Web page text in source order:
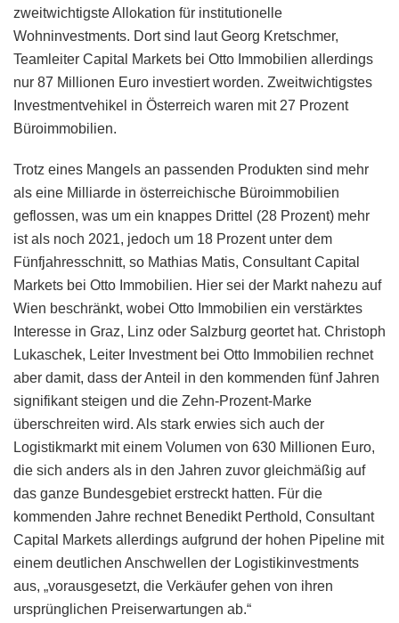
zweitwichtigste Allokation für institutionelle
Wohninvestments. Dort sind laut Georg Kretschmer,
Teamleiter Capital Markets bei Otto Immobilien allerdings
nur 87 Millionen Euro investiert worden. Zweitwichtigstes
Investmentvehikel in Österreich waren mit 27 Prozent
Büroimmobilien.
Trotz eines Mangels an passenden Produkten sind mehr
als eine Milliarde in österreichische Büroimmobilien
geflossen, was um ein knappes Drittel (28 Prozent) mehr
ist als noch 2021, jedoch um 18 Prozent unter dem
Fünfjahresschnitt, so Mathias Matis, Consultant Capital
Markets bei Otto Immobilien. Hier sei der Markt nahezu auf
Wien beschränkt, wobei Otto Immobilien ein verstärktes
Interesse in Graz, Linz oder Salzburg geortet hat. Christoph
Lukaschek, Leiter Investment bei Otto Immobilien rechnet
aber damit, dass der Anteil in den kommenden fünf Jahren
signifikant steigen und die Zehn-Prozent-Marke
überschreiten wird. Als stark erwies sich auch der
Logistikmarkt mit einem Volumen von 630 Millionen Euro,
die sich anders als in den Jahren zuvor gleichmäßig auf
das ganze Bundesgebiet erstreckt hatten. Für die
kommenden Jahre rechnet Benedikt Perthold, Consultant
Capital Markets allerdings aufgrund der hohen Pipeline mit
einem deutlichen Anschwellen der Logistikinvestments
aus, „vorausgesetzt, die Verkäufer gehen von ihren
ursprünglichen Preiserwartungen ab.“